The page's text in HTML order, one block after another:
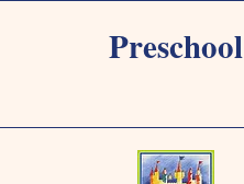
Preschool